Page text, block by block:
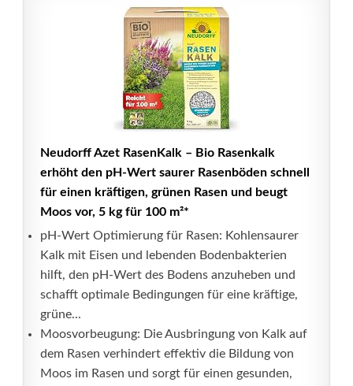
Neudorff Azet RasenKalk – Bio Rasenkalk
erhöht den pH-Wert saurer Rasenböden schnell
für einen kräftigen, grünen Rasen und beugt
Moos vor, 5 kg für 100 m²*
pH-Wert Optimierung für Rasen: Kohlensaurer
Kalk mit Eisen und lebenden Bodenbakterien
hilft, den pH-Wert des Bodens anzuheben und
schafft optimale Bedingungen für eine kräftige,
grüne...
Moosvorbeugung: Die Ausbringung von Kalk auf
dem Rasen verhindert effektiv die Bildung von
Moos im Rasen und sorgt für einen gesunden,